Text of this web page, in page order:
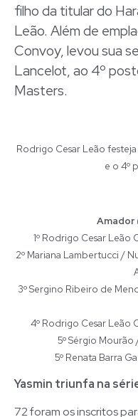
filho da titular do
Leão. Além de
Convoy, levou sua
Lancelot, ao 4º
Masters.
Rodrigo Cesar Leão
e o 4º
Amador
1º Rodrigo Cesar Leão
2º Mariana Lambertucci /
3º Sergino Ribeiro de
4º Rodrigo Cesar Leão
5º Sérgio Mourão
5º Renata Barra
Yasmin triunfa na
72 foram os inscritos